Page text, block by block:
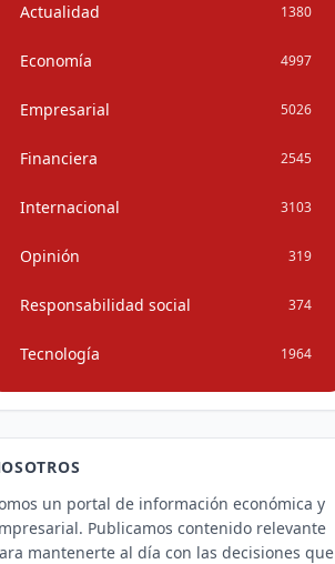
Actualidad 1380
Economía 4997
Empresarial 5026
Financiera 2545
Internacional 3103
Opinión 319
Responsabilidad social 374
Tecnología 1964
un portal de información económica y
Publicamos contenido relevante
mantenerte al día con las decisiones que